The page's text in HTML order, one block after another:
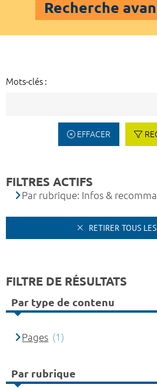
Recherche
Mots-clés :
EFFACER
FILTRES ACTIFS
Par rubrique: Infos &
RETIRER TOUS
FILTRE DE RÉSULTATS
Par type de contenu
Pages (1)
Par rubrique